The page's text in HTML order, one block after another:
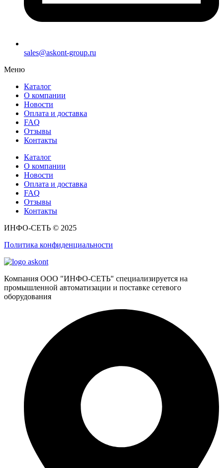
sales@askont-group.ru
Меню
Каталог
О компании
Новости
Оплата и доставка
FAQ
Отзывы
Контакты
Каталог
О компании
Новости
Оплата и доставка
FAQ
Отзывы
Контакты
ИНФО-СЕТЬ © 2025
Политика конфиденциальности
Компания ООО "ИНФО-СЕТЬ" специализируется на
промышленной автоматизации и поставке сетевого
оборудования